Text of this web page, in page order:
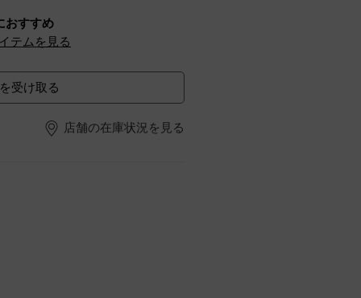
おすすめ
テムを見る
受け取る
店舗の在庫状況を見る